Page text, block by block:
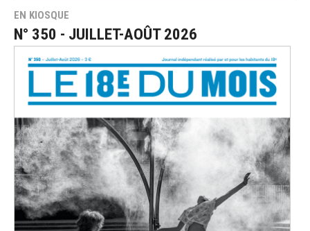
EN KIOSQUE
N° 350 - JUILLET-AOÛT 2026